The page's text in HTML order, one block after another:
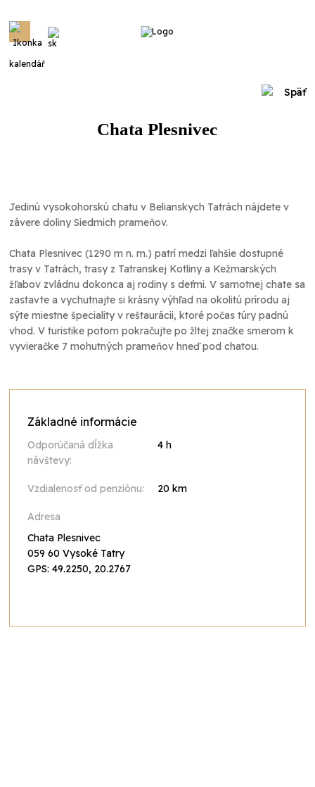
Späť
Chata Plesnivec
Jedinú vysokohorskú chatu v Belianskych Tatrách nájdete v
závere doliny Siedmich prameňov.
Chata Plesnivec (1290 m n. m.) patrí medzi ľahšie dostupné
trasy v Tatrách, trasy z Tatranskej Kotliny a Kežmarských
žľabov zvládnu dokonca aj rodiny s deťmi. V samotnej chate sa
zastavte a vychutnajte si krásny výhľad na okolitú prírodu aj
sýte miestne špeciality v reštaurácii, ktoré počas túry padnú
vhod. V turistike potom pokračujte po žltej značke smerom k
vyvieračke 7 mohutných prameňov hneď pod chatou.
Základné informácie
Odporúčaná dĺžka
návštevy:
4 h
Vzdialenosť od penziónu: 20 km
Adresa
Chata Plesnivec
059 60 Vysoké Tatry
GPS: 49.2250, 20.2767